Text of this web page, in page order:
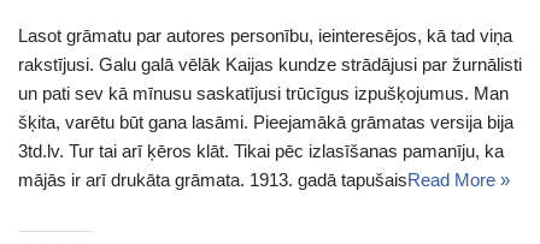
Lasot grāmatu par autores personību, ieinteresējos, kā tad viņa
rakstījusi. Galu galā vēlāk Kaijas kundze strādājusi par žurnālisti
un pati sev kā mīnusu saskatījusi trūcīgus izpušķojumus. Man
šķita, varētu būt gana lasāmi. Pieejamākā grāmatas versija bija
3td.lv. Tur tai arī ķēros klāt. Tikai pēc izlasīšanas pamanīju, ka
mājās ir arī drukāta grāmata. 1913. gadā tapušaisRead More »